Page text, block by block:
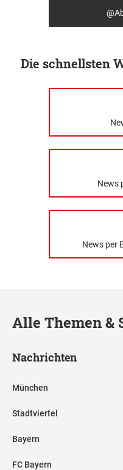
Die schnellsten
News
News per
Alle Themen &
Nachrichten
München
Stadtviertel
Bayern
FC Bayern